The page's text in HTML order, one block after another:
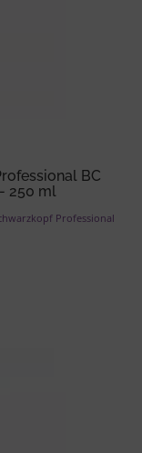
BC
250 ml
Professional